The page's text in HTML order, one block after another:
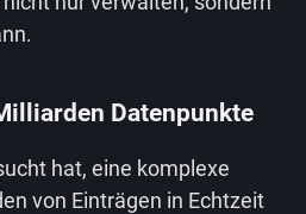
Datenpunkte
hat, eine komplexe
von Einträgen in Echtzeit